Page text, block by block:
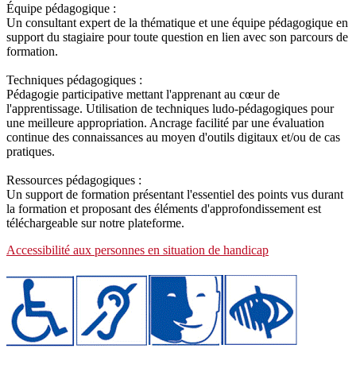
Équipe pédagogique :
Un consultant expert de la thématique et une équipe pédagogique en
support du stagiaire pour toute question en lien avec son parcours de
formation.
Techniques pédagogiques :
Pédagogie participative mettant l'apprenant au cœur de
l'apprentissage. Utilisation de techniques ludo-pédagogiques pour
une meilleure appropriation. Ancrage facilité par une évaluation
continue des connaissances au moyen d'outils digitaux et/ou de cas
pratiques.
Ressources pédagogiques :
Un support de formation présentant l'essentiel des points vus durant
la formation et proposant des éléments d'approfondissement est
téléchargeable sur notre plateforme.
Accessibilité aux personnes en situation de handicap